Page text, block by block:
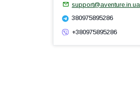
support@aventure.in.ua
380975895286
+380975895286